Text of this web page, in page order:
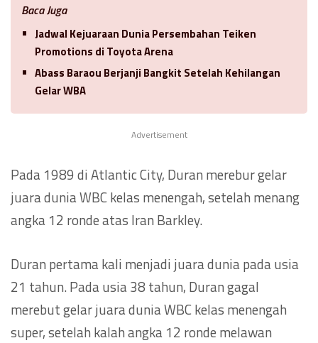
Baca Juga
Jadwal Kejuaraan Dunia Persembahan Teiken
Promotions di Toyota Arena
Abass Baraou Berjanji Bangkit Setelah Kehilangan
Gelar WBA
Advertisement
Pada 1989 di Atlantic City, Duran merebur gelar
juara dunia WBC kelas menengah, setelah menang
angka 12 ronde atas Iran Barkley.
Duran pertama kali menjadi juara dunia pada usia
21 tahun. Pada usia 38 tahun, Duran gagal
merebut gelar juara dunia WBC kelas menengah
super, setelah kalah angka 12 ronde melawan